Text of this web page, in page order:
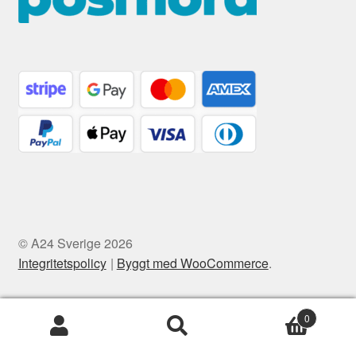
© A24 Sverige 2026
Integritetspolicy
Byggt med WooCommerce.
0